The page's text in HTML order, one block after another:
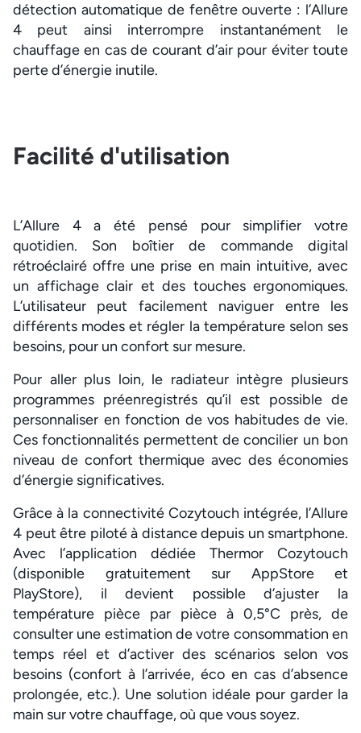
détection automatique de fenêtre ouverte : l’Allure
4 peut ainsi interrompre instantanément le
chauffage en cas de courant d’air pour éviter toute
perte d’énergie inutile.
Facilité d'utilisation
L’Allure 4 a été pensé pour simplifier votre
quotidien. Son boîtier de commande digital
rétroéclairé offre une prise en main intuitive, avec
un affichage clair et des touches ergonomiques.
L’utilisateur peut facilement naviguer entre les
différents modes et régler la température selon ses
besoins, pour un confort sur mesure.
Pour aller plus loin, le radiateur intègre plusieurs
programmes préenregistrés qu’il est possible de
personnaliser en fonction de vos habitudes de vie.
Ces fonctionnalités permettent de concilier un bon
niveau de confort thermique avec des économies
d’énergie significatives.
Grâce à la connectivité Cozytouch intégrée, l’Allure
4 peut être piloté à distance depuis un smartphone.
Avec l’application dédiée Thermor Cozytouch
(disponible gratuitement sur AppStore et
PlayStore), il devient possible d’ajuster la
température pièce par pièce à 0,5°C près, de
consulter une estimation de votre consommation en
temps réel et d’activer des scénarios selon vos
besoins (confort à l’arrivée, éco en cas d’absence
prolongée, etc.). Une solution idéale pour garder la
main sur votre chauffage, où que vous soyez.